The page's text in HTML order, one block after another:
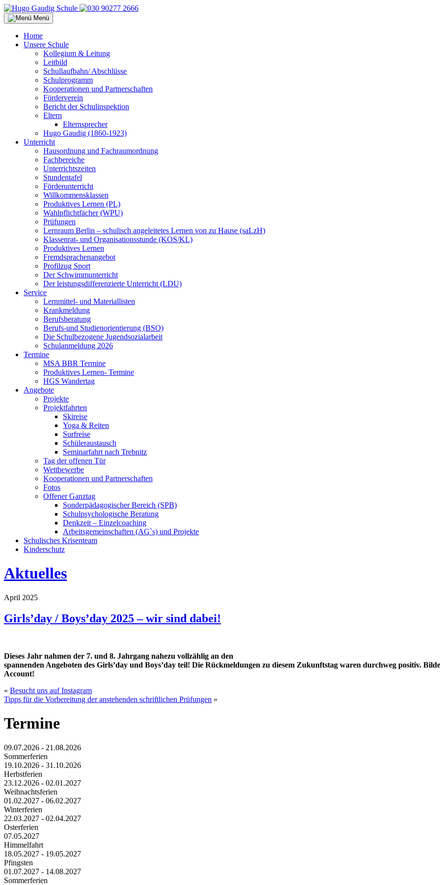
Menü
Home
Unsere Schule
Kollegium & Leitung
Leitbild
Schullaufbahn/ Abschlüsse
Schulprogramm
Kooperationen und Partnerschaften
Förderverein
Bericht der Schulinspektion
Eltern
Elternsprecher
Hugo Gaudig (1860-1923)
Unterricht
Hausordnung und Fachraumordnung
Fachbereiche
Unterrichtszeiten
Stundentafel
Förderunterricht
Willkommensklassen
Produktives Lernen (PL)
Wahlpflichtfächer (WPU)
Prüfungen
Lernraum Berlin – schulisch angeleitetes Lernen von zu Hause (saLzH)
Klassenrat- und Organisationsstunde (KOS/KL)
Produktives Lernen
Fremdsprachenangebot
Profilzug Sport
Der Schwimmunterricht
Der leistungsdifferenzierte Unterricht (LDU)
Service
Lernmittel- und Materiallisten
Krankmeldung
Berufsberatung
Berufs-und Studienorientierung (BSO)
Die Schulbezogene Jugendsozialarbeit
Schulanmeldung 2026
Termine
MSA BBR Termine
Produktives Lernen- Termine
HGS Wandertag
Angebote
Projekte
Projektfahrten
Skireise
Yoga & Reiten
Surfreise
Schüleraustausch
Seminarfahrt nach Trebnitz
Tag der offenen Tür
Wettbewerbe
Kooperationen und Partnerschaften
Fotos
Offener Ganztag
Sonderpädagogischer Bereich (SPB)
Schulpsychologische Beratung
Denkzeit – Einzelcoaching
Arbeitsgemeinschaften (AG`s) und Projekte
Schulisches Krisenteam
Kinderschutz
Aktuelles
April 2025
Girls’day / Boys’day 2025 – wir sind dabei!
Dieses Jahr nahmen der 7. und 8. Jahrgang nahezu vollzählig an den
spannenden Angeboten des Girls’day und Boys’day teil! Die Rückmeldungen zu diesem Zukunftstag waren durchweg positiv.
Account!
« Besucht uns auf Instagram
Tipps für die Vorbereitung der anstehenden schriftlichen Prüfungen »
Termine
09.07.2026 - 21.08.2026
Sommerferien
19.10.2026 - 31.10.2026
Herbstferien
23.12.2026 - 02.01.2027
Weihnachtsferien
01.02.2027 - 06.02.2027
Winterferien
22.03.2027 - 02.04.2027
Osterferien
07.05.2027
Himmelfahrt
18.05.2027 - 19.05.2027
Pfingsten
01.07.2027 - 14.08.2027
Sommerferien